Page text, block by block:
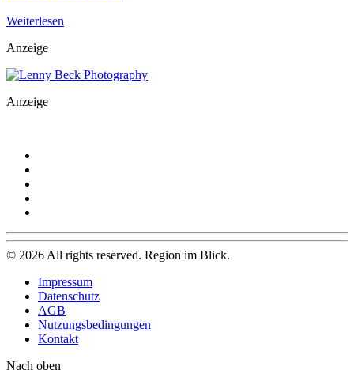
Weiterlesen
Anzeige
Anzeige
© 2026 All rights reserved. Region im Blick.
Impressum
Datenschutz
AGB
Nutzungsbedingungen
Kontakt
Nach oben